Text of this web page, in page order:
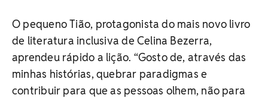
O pequeno Tião, protagonista do mais novo livro
de literatura inclusiva de Celina Bezerra,
aprendeu rápido a lição. “Gosto de, através das
minhas histórias, quebrar paradigmas e
contribuir para que as pessoas olhem, não para